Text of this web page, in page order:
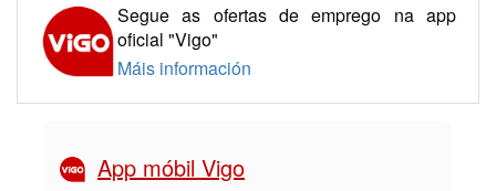
Segue as ofertas de emprego na app
oficial "Vigo"
Máis información
App móbil Vigo